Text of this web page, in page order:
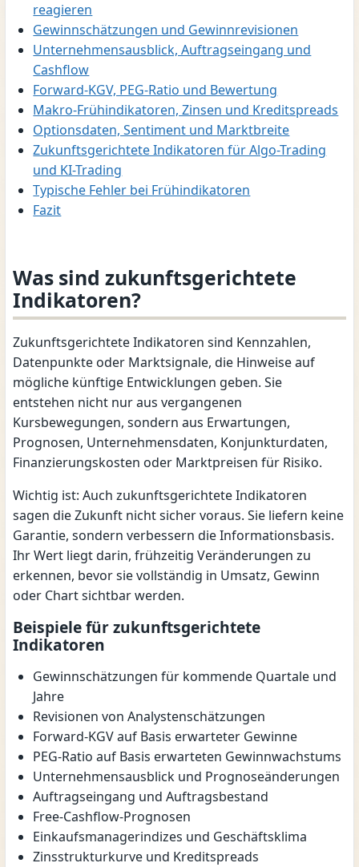
reagieren
Gewinnschätzungen und Gewinnrevisionen
Unternehmensausblick, Auftragseingang und
Cashflow
Forward-KGV, PEG-Ratio und Bewertung
Makro-Frühindikatoren, Zinsen und Kreditspreads
Optionsdaten, Sentiment und Marktbreite
Zukunftsgerichtete Indikatoren für Algo-Trading
und KI-Trading
Typische Fehler bei Frühindikatoren
Fazit
Was sind zukunftsgerichtete
Indikatoren?
Zukunftsgerichtete Indikatoren sind Kennzahlen,
Datenpunkte oder Marktsignale, die Hinweise auf
mögliche künftige Entwicklungen geben. Sie
entstehen nicht nur aus vergangenen
Kursbewegungen, sondern aus Erwartungen,
Prognosen, Unternehmensdaten, Konjunkturdaten,
Finanzierungskosten oder Marktpreisen für Risiko.
Wichtig ist: Auch zukunftsgerichtete Indikatoren
sagen die Zukunft nicht sicher voraus. Sie liefern keine
Garantie, sondern verbessern die Informationsbasis.
Ihr Wert liegt darin, frühzeitig Veränderungen zu
erkennen, bevor sie vollständig in Umsatz, Gewinn
oder Chart sichtbar werden.
Beispiele für zukunftsgerichtete
Indikatoren
Gewinnschätzungen für kommende Quartale und
Jahre
Revisionen von Analystenschätzungen
Forward-KGV auf Basis erwarteter Gewinne
PEG-Ratio auf Basis erwarteten Gewinnwachstums
Unternehmensausblick und Prognoseänderungen
Auftragseingang und Auftragsbestand
Free-Cashflow-Prognosen
Einkaufsmanagerindizes und Geschäftsklima
Zinsstrukturkurve und Kreditspreads